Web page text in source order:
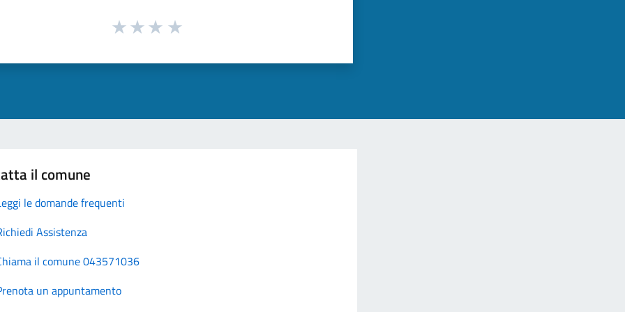
il comune
le domande frequenti
Assistenza
il comune 043571036
un appuntamento